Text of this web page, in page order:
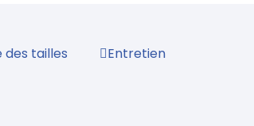
des tailles Entretien